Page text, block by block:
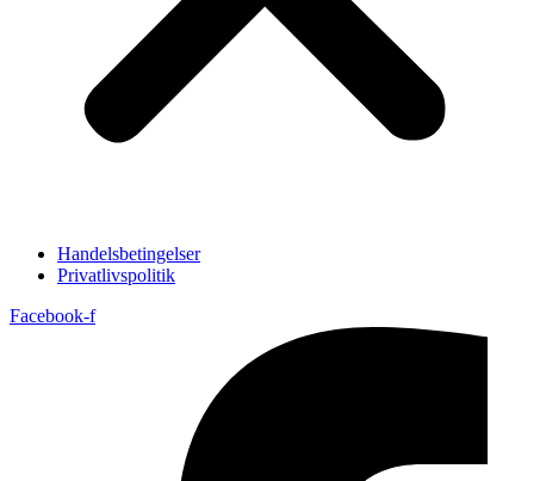
Handelsbetingelser
Privatlivspolitik
Facebook-f